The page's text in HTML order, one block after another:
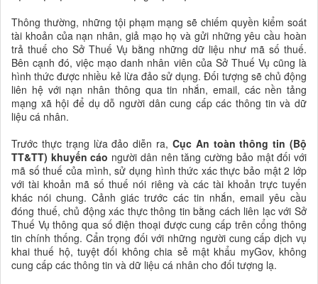
Thông thường, những tội phạm mạng sẽ chiếm quyền kiểm soát
tài khoản của nạn nhân, giả mạo họ và gửi những yêu cầu hoàn
trả thuế cho Sở Thuế Vụ bằng những dữ liệu như mã số thuế.
Bên cạnh đó, việc mạo danh nhân viên của Sở Thuế Vụ cũng là
hình thức được nhiều kẻ lừa đảo sử dụng. Đối tượng sẽ chủ động
liên hệ với nạn nhân thông qua tin nhắn, email, các nền tảng
mạng xã hội để dụ dỗ người dân cung cấp các thông tin và dữ
liệu cá nhân.
Trước thực trạng lừa đảo diễn ra, Cục An toàn thông tin (Bộ
TT&TT) khuyến cáo người dân nên tăng cường bảo mật đối với
mã số thuế của mình, sử dụng hình thức xác thực bảo mật 2 lớp
với tài khoản mã số thuế nói riêng và các tài khoản trực tuyến
khác nói chung. Cảnh giác trước các tin nhắn, email yêu cầu
đóng thuế, chủ động xác thực thông tin bằng cách liên lạc với Sở
Thuế Vụ thông qua số điện thoại được cung cấp trên cổng thông
tin chính thống. Cẩn trọng đối với những người cung cấp dịch vụ
khai thuế hộ, tuyệt đối không chia sẻ mật khẩu myGov, không
cung cấp các thông tin và dữ liệu cá nhân cho đối tượng lạ.